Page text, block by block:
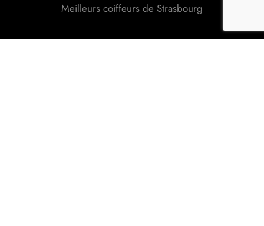
Meilleurs coiffeurs de Strasbourg